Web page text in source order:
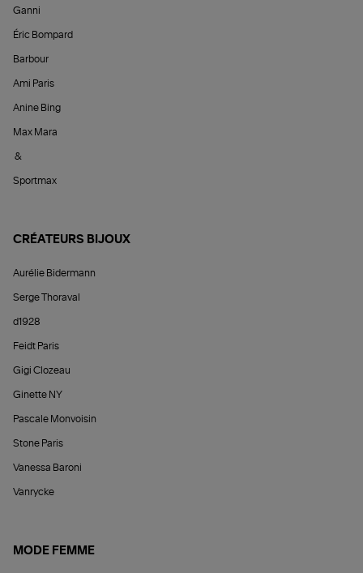
Ganni
Éric Bompard
Barbour
Ami Paris
Anine Bing
Max Mara
&
Sportmax
CRÉATEURS BIJOUX
Aurélie Bidermann
Serge Thoraval
d1928
Feidt Paris
Gigi Clozeau
Ginette NY
Pascale Monvoisin
Stone Paris
Vanessa Baroni
Vanrycke
MODE FEMME